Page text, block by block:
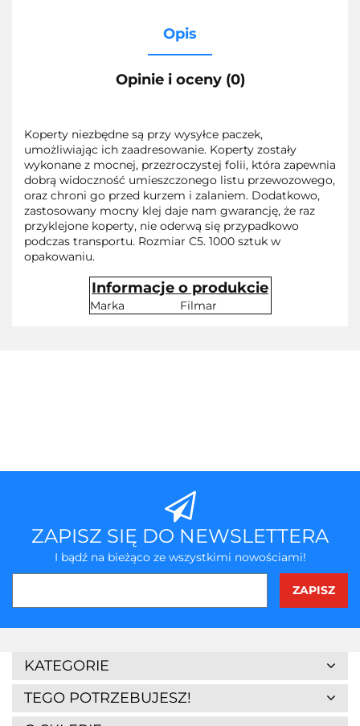
Opis
Opinie i oceny (0)
Koperty niezbędne są przy wysyłce paczek,
umożliwiając ich zaadresowanie. Koperty zostały
wykonane z mocnej, przezroczystej folii, która zapewnia
dobrą widoczność umieszczonego listu przewozowego,
oraz chroni go przed kurzem i zalaniem. Dodatkowo,
zastosowany mocny klej daje nam gwarancję, że raz
przyklejone koperty, nie oderwą się przypadkowo
podczas transportu. Rozmiar C5. 1000 sztuk w
opakowaniu.
Informacje o produkcie
Marka Filmar
ZAPISZ SIĘ DO NEWSLETTERA
I bądź na bieżąco ze wszystkimi nowościami!
KATEGORIE
TEGO POTRZEBUJESZ!